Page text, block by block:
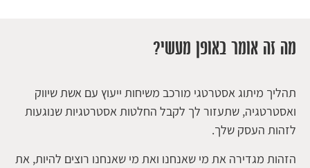
מה זה אומר באופן מעשי?
תהליך מיתוג אסטרטגי מורכב משיחות ייעוץ עם אשת שיווק
ואסטרטגיה, שתעזור לך לקבל החלטות אסטרטגיות שנוגעות
לזהות העסק שלך.
הזהות מגדירה את מי שאנחנו ואת מי שאנחנו רוצים להיות, את